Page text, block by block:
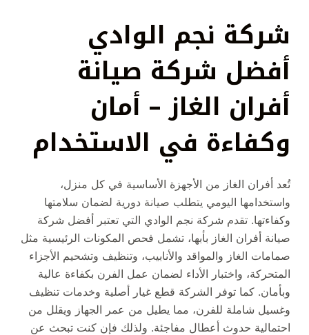
شركة نجم الوادي
أفضل شركة صيانة
أفران الغاز – أمان
وكفاءة في الاستخدام
تُعد أفران الغاز من الأجهزة الأساسية في كل منزل،
واستخدامها اليومي يتطلب صيانة دورية لضمان سلامتها
وكفاءتها. تقدم شركة نجم الوادي التي تعتبر أفضل شركة
صيانة أفران الغاز بأبها، تشمل فحص المكونات الرئيسية مثل
صمامات الغاز والمواقد والأنابيب، وتنظيف وتشحيم الأجزاء
المتحركة، واختبار الأداء لضمان عمل الفرن بكفاءة عالية
وبأمان. كما توفر الشركة قطع غيار أصلية وخدمات تنظيف
وغسيل شاملة للفرن، مما يطيل من عمر الجهاز ويقلل من
احتمالية حدوث أعطال مفاجئة. ولذلك فإن كنت تبحث عن